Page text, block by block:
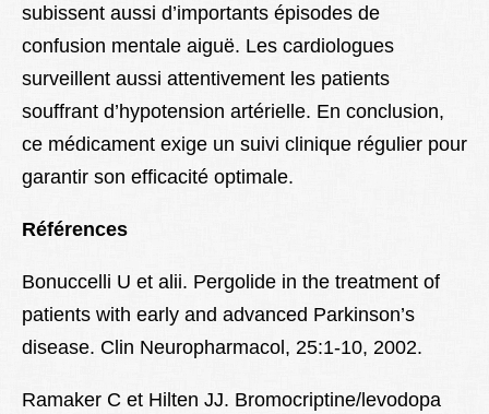
subissent aussi d’importants épisodes de
confusion mentale aiguë. Les cardiologues
surveillent aussi attentivement les patients
souffrant d’hypotension artérielle. En conclusion,
ce médicament exige un suivi clinique régulier pour
garantir son efficacité optimale.
Références
Bonuccelli U et alii. Pergolide in the treatment of
patients with early and advanced Parkinson’s
disease. Clin Neuropharmacol, 25:1-10, 2002.
Ramaker C et Hilten JJ. Bromocriptine/levodopa